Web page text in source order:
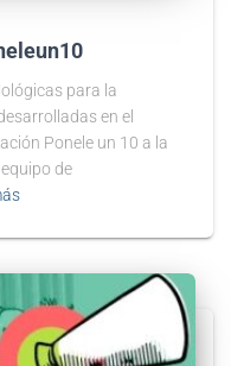
para la
en el
Ponele un 10 a la
de